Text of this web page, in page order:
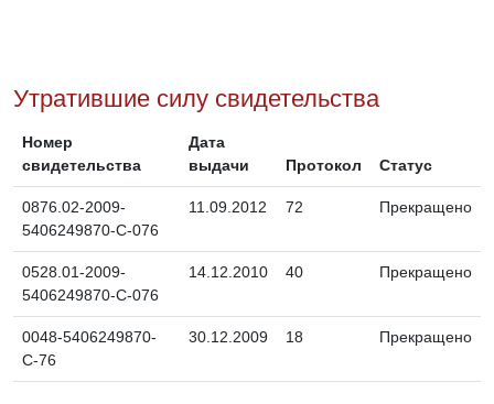
Утратившие силу свидетельства
Номер
свидетельства
Дата
выдачи
Протокол Статус
0876.02-2009-
5406249870-С-076
11.09.2012 72 Прекращено
0528.01-2009-
5406249870-С-076
14.12.2010 40 Прекращено
0048-5406249870-
С-76
30.12.2009 18 Прекращено